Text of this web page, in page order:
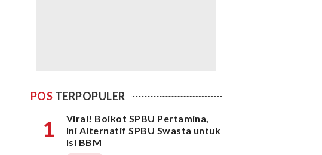
POS TERPOPULER
1
Viral! Boikot SPBU Pertamina,
Ini Alternatif SPBU Swasta untuk
Isi BBM